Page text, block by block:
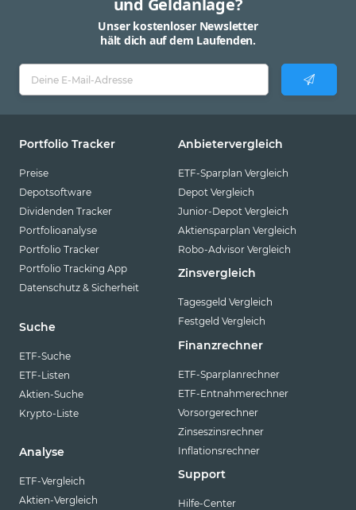
und Geldanlage?
Unser kostenloser Newsletter
hält dich auf dem Laufenden.
Portfolio Tracker
Preise
Depotsoftware
Dividenden Tracker
Portfolioanalyse
Portfolio Tracker
Portfolio Tracking App
Datenschutz & Sicherheit
Suche
ETF-Suche
ETF-Listen
Aktien-Suche
Krypto-Liste
Analyse
ETF-Vergleich
Aktien-Vergleich
Anbietervergleich
ETF-Sparplan Vergleich
Depot Vergleich
Junior-Depot Vergleich
Aktiensparplan Vergleich
Robo-Advisor Vergleich
Zinsvergleich
Tagesgeld Vergleich
Festgeld Vergleich
Finanzrechner
ETF-Sparplanrechner
ETF-Entnahmerechner
Vorsorgerechner
Zinseszinsrechner
Inflationsrechner
Support
Hilfe-Center